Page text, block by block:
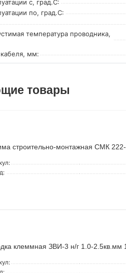
с, град.C:
по, град.C:
температура проводника,
мм:
товары
строительно-монтажная СМК
клеммная ЗВИ-3 н/г 1.0-2.5кв.мм